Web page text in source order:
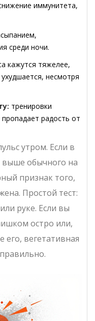
иммунитета,
среди ночи.
кажутся тяжелее,
несмотря
тренировки
радость от
утром. Если в
выше обычного на
признак того,
Простой тест:
руке. Если вы
остро или,
вегетативная